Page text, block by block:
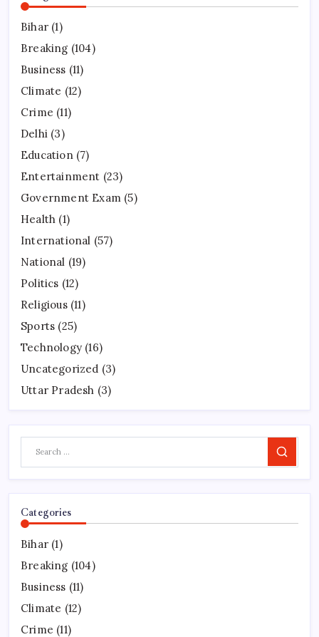
Bihar (1)
Breaking (104)
Business (11)
Climate (12)
Crime (11)
Delhi (3)
Education(7)
Entertainment (23)
Government Exam (5)
Health (1)
International (57)
National (19)
Politics (12)
Religious(11)
Sports (25)
Technology (16)
Uncategorized (3)
Uttar Pradesh (3)
Search
Categories
Bihar (1)
Breaking (104)
Business (11)
Climate (12)
Crime (11)